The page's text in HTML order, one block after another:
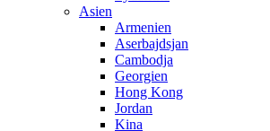
Asien
Armenien
Aserbajdsjan
Cambodja
Georgien
Hong Kong
Jordan
Kina